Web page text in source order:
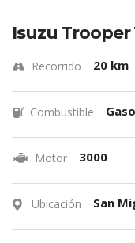
Isuzu Trooper
Recorrido 20 km
Combustible
Motor 3000
Ubicación San